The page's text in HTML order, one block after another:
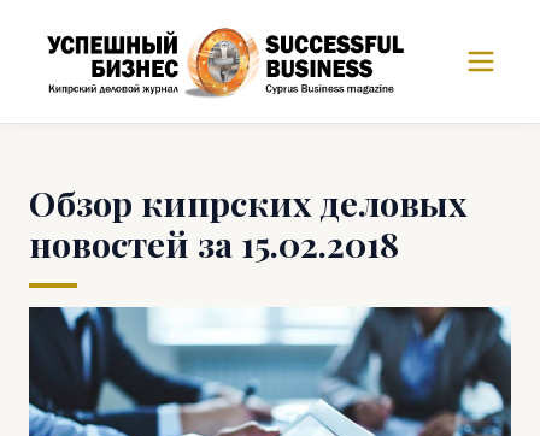
Обзор кипрских деловых
новостей за 15.02.2018